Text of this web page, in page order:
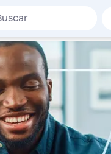
busca